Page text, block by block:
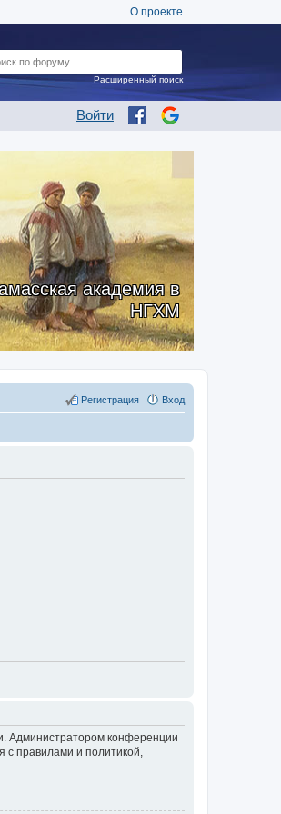
О проекте
Войти
Расширенный поиск
академия в
НГХМ
Вход
Регистрация
Администратором конференции
с правилами и политикой,